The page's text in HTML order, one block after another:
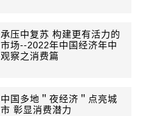
承压中复苏 构建更有活力的
市场--2022年中国经济年中
观察之消费篇
中国多地＂夜经济＂点亮城
市 彰显消费潜力